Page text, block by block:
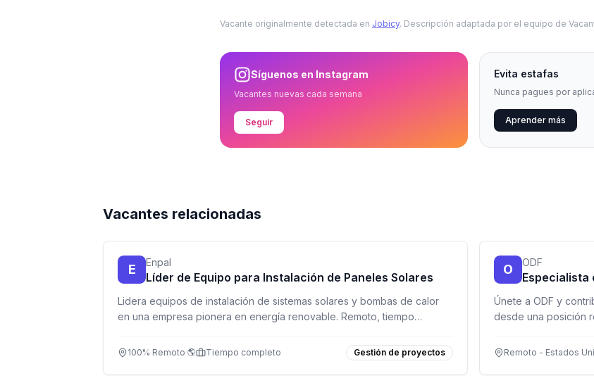
Vacante originalmente detectada en Jobicy. Descripción adaptada por el equipo de
Síguenos en Instagram
Vacantes nuevas cada semana
Seguir
Evita estafas
Nunca pagues por
Aprender más
Vacantes relacionadas
E Enpal
Líder de Equipo para Instalación de Paneles Solares
Lidera equipos de instalación de sistemas solares y bombas de calor
en una empresa pionera en energía renovable. Remoto, tiempo
100% Remoto 🌎 Tiempo completo Gestión de proyectos
O ODF
Especialista
Únete a ODF y
desde una posición
Remoto - Estados